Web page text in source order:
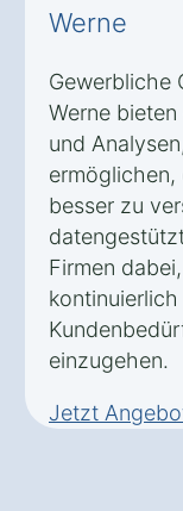
Werne
Gewerbliche
Werne
und
ermöglichen,
besser zu
Firmen
einzugehen.
Jetzt